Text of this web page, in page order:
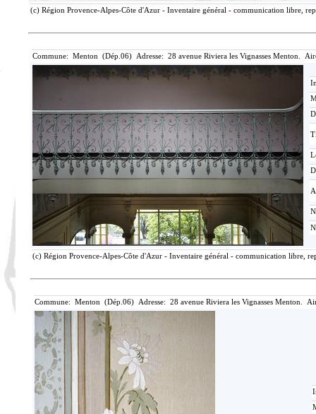
(c) Région Provence-Alpes-Côte d'Azur - Inventaire général - communication libre,
Commune: Menton (Dép.06) Adresse: 28 avenue Riviera les Vignasses Menton.
(c) Région Provence-Alpes-Côte d'Azur - Inventaire général - communication libre,
Commune: Menton (Dép.06) Adresse: 28 avenue Riviera les Vignasses Menton.